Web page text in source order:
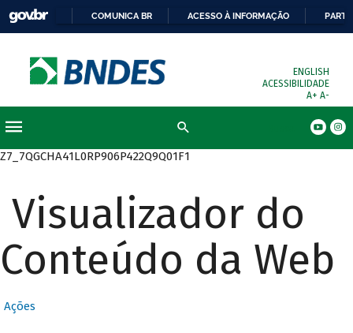
COMUNICA BR ACESSO À INFORMAÇÃO
ENGLISH
ACESSIBILIDADE
A+ A-
Z7_7QGCHA41L0RP906P422Q9Q01F1
Visualizador do
Conteúdo da Web
Ações